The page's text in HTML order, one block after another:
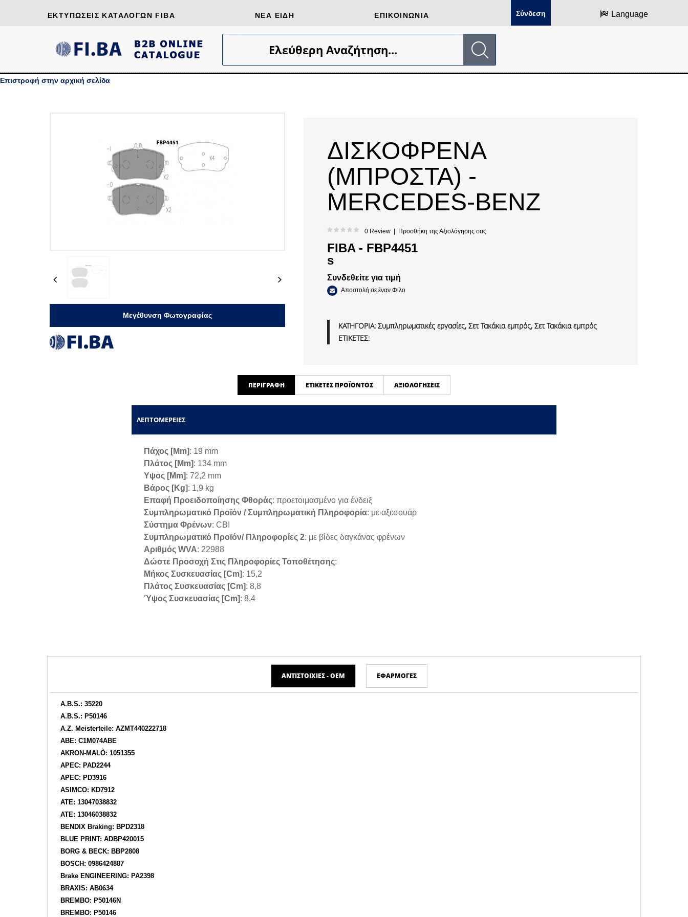
ΕΚΤΥΠΏΣΕΙΣ ΚΑΤΑΛΌΓΩΝ FIBA ΝΈΑ ΕΊΔΗ ΕΠΙΚΟΙΝΩΝΊΑ Σύνδεση Language
Ελεύθερη Αναζήτηση...
Επιστροφή στην αρχική σελίδα
Previous Next
Μεγέθυνση Φωτογραφίας
ΔΙΣΚΟΦΡΕΝΑ
(ΜΠΡΟΣΤΑ) -
MERCEDES-BENZ
0 Review Προσθήκη της Αξιολόγησης σας
FIBA - FBP4451
s
Συνδεθείτε για τιμή
Αποστολή σε έναν Φίλο
ΚΑΤΗΓΟΡΙΑ: Συμπληρωματικές εργασίες, Σετ Τακάκια εμπρός, Σετ Τακάκια εμπρός
ΕΤΙΚΕΤΕΣ:
ΠΕΡΙΓΡΑΦΉ ΕΤΙΚΈΤΕΣ ΠΡΟΪΌΝΤΟΣ ΑΞΙΟΛΟΓΉΣΕΙΣ
ΛΕΠΤΟΜΈΡΕΙΕΣ
Πάχος [mm]: 19 mm
Πλάτος [mm]: 134 mm
Υψος [mm]: 72,2 mm
Βάρος [kg]: 1,9 kg
Επαφή Προειδοποίησης Φθοράς: προετοιμασμένο για ένδειξ
Συμπληρωματικό Προϊόν / Συμπληρωματική Πληροφορία: με αξεσουάρ
Σύστημα Φρένων: CBI
Συμπληρωματικό Προϊόν/ Πληροφορίες 2: με βίδες δαγκάνας φρένων
Αριθμός WVA: 22988
Δώστε Προσοχή Στις Πληροφορίες Τοποθέτησης:
Μήκος Συσκευασίας [cm]: 15,2
Πλάτος Συσκευασίας [cm]: 8,8
Ύψος Συσκευασίας [cm]: 8,4
ΑΝΤΙΣΤΟΙΧΊΕΣ - ΟΕΜ ΕΦΑΡΜΟΓΈΣ
A.B.S.: 35220
A.B.S.: P50146
A.Z. Meisterteile: AZMT440222718
ABE: C1M074ABE
AKRON-MALÒ: 1051355
APEC: PAD2244
APEC: PD3916
ASIMCO: KD7912
ATE: 13047038832
ATE: 13046038832
BENDIX Braking: BPD2318
BLUE PRINT: ADBP420015
BORG & BECK: BBP2808
BOSCH: 0986424887
Brake ENGINEERING: PA2398
BRAXIS: AB0634
BREMBO: P50146N
BREMBO: P50146